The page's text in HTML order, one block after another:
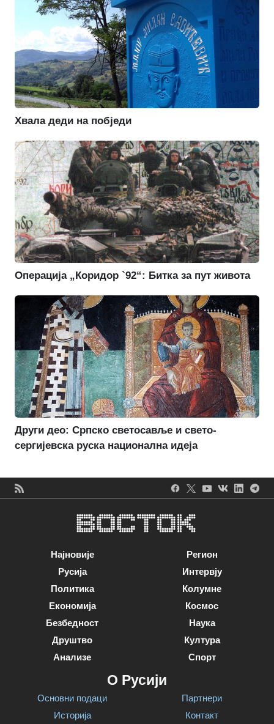
Хвала деди на побједи
Операција „Коридор `92“: Битка за пут живота
Други део: Српско светосавље и свето-
сергијевска руска национална идеја
Најновије
Русија
Политика
Економија
Безбедност
Друштво
Анализе
Регион
Интервју
Колумне
Космос
Наука
Култура
Спорт
О Русији
Основни подаци
Историја
Партнери
Контакт